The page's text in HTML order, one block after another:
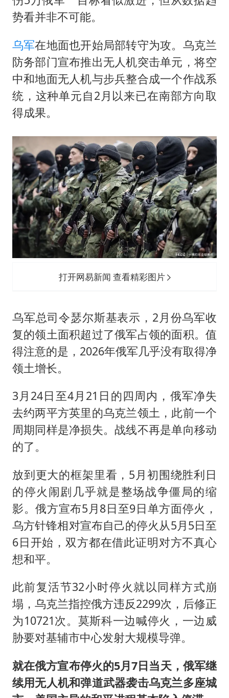
势看并非不可能。
乌军在地面也开始局部转守为攻。乌克兰
防务部门宣布推出无人机突击单元，将空
中和地面无人机与步兵整合成一个作战系
统，这种单元自2月以来已在南部方向取
得成果。
打开网易新闻 查看精彩图片
乌军总司令瑟尔斯基表示，2月份乌军收
复的领土面积超过了俄军占领的面积。值
得注意的是，2026年俄军几乎没有取得净
领土增长。
3月24日至4月21日的四周内，俄军净失
去约两平方英里的乌克兰领土，此前一个
周期同样是净损失。战线不再是单向移动
的了。
放到更大的框架里看，5月初围绕胜利日
的停火闹剧几乎就是整场战争僵局的缩
影。俄方宣布5月8日至9日单方面停火，
乌方针锋相对宣布自己的停火从5月5日至
6日开始，双方都在借此证明对方不真心
想和平。
此前复活节32小时停火就以同样方式崩
塌，乌克兰指控俄方违反2299次，后修正
为10721次。莫斯科一边喊停火，一边威
胁要对基辅市中心发射大规模导弹。
就在俄方宣布停火的5月7日当天，俄军继
续用无人机和弹道武器袭击乌克兰多座城